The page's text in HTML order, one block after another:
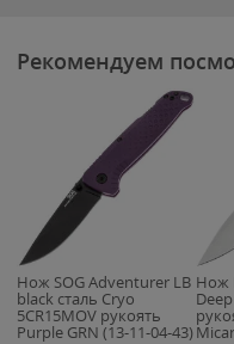
Рекомендуем
Нож SOG Adventurer LB
black сталь Cryo
5CR15MOV рукоять
Purple GRN (13-11-04-43)
Нож